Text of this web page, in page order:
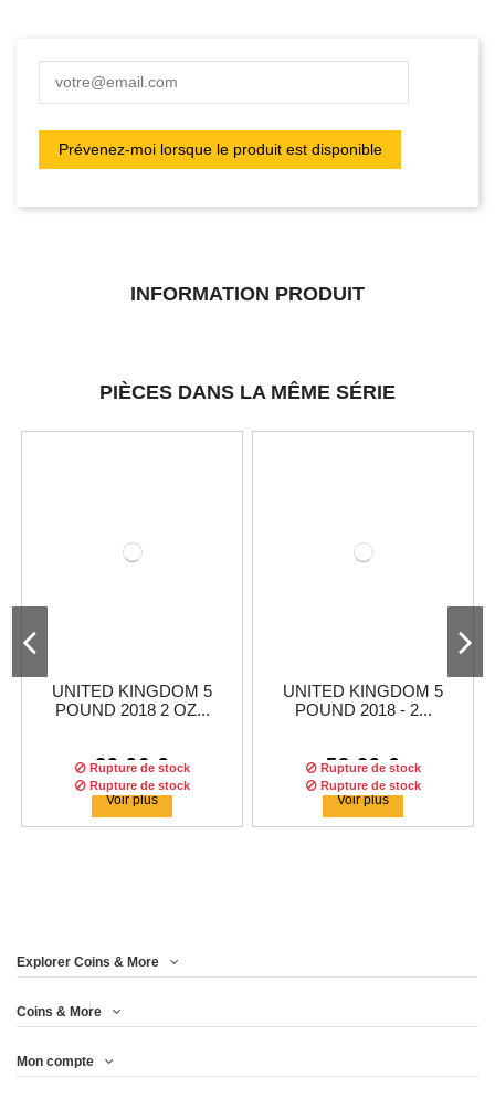
INFORMATION PRODUIT
PIÈCES DANS LA MÊME SÉRIE
UNITED KINGDOM 5
POUND 2018 2 OZ...
29,96 €
Rupture de stock
Voir plus
UNITED KINGDOM 5
POUND 2018 - 2...
58,29 €
Rupture de stock
Voir plus
Rupture de stock Rupture de stock
Explorer Coins & More
Coins & More
Mon compte